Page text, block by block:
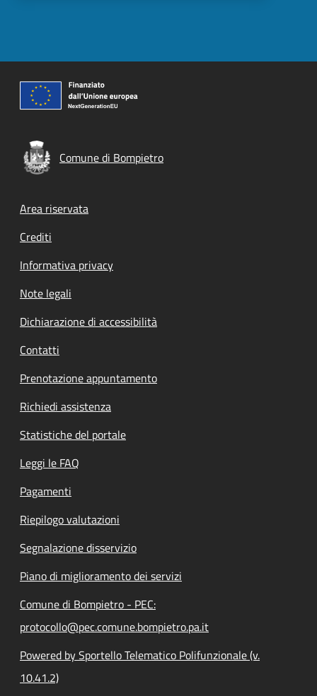
Comune di Bompietro
Footer menu
Area riservata
Crediti
Informativa privacy
Note legali
Dichiarazione di accessibilità
Contatti
Prenotazione appuntamento
Richiedi assistenza
Statistiche del portale
Leggi le FAQ
Pagamenti
Riepilogo valutazioni
Segnalazione disservizio
Piano di miglioramento dei servizi
Comune di Bompietro - PEC:
protocollo@pec.comune.bompietro.pa.it
Powered by Sportello Telematico Polifunzionale (v.
10.41.2)